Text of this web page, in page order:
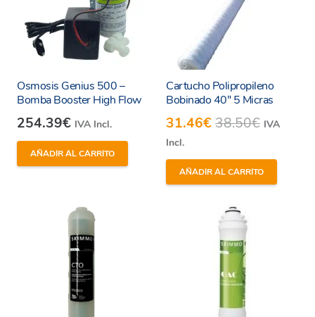
Osmosis Genius 500 –
Bomba Booster High Flow
254.39€ IVA Incl.
AÑADIR AL CARRITO
Cartucho Polipropileno
Bobinado 40″ 5 Micras
31.46€38.50€ IVA
Incl.
AÑADIR AL CARRITO